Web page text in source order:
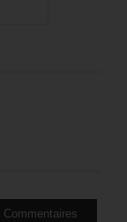
Commentaires